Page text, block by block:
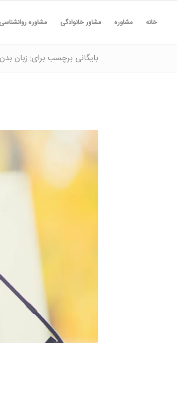
خانه مشاوره مشاور خانوادگی مشاوره روانشناسی
بایگانی برچسب برای: زبان بدن